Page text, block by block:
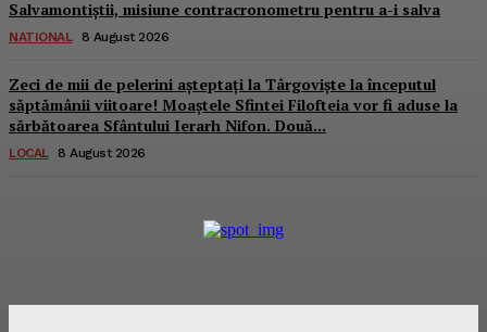
Salvamontiștii, misiune contracronometru pentru a-i salva
NATIONAL 8 August 2026
Zeci de mii de pelerini așteptați la Târgoviște la începutul
săptămânii viitoare! Moaștele Sfintei Filofteia vor fi aduse la
sărbătoarea Sfântului Ierarh Nifon. Două...
LOCAL 8 August 2026